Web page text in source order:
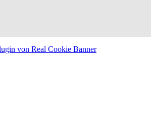
von Real Cookie Banner